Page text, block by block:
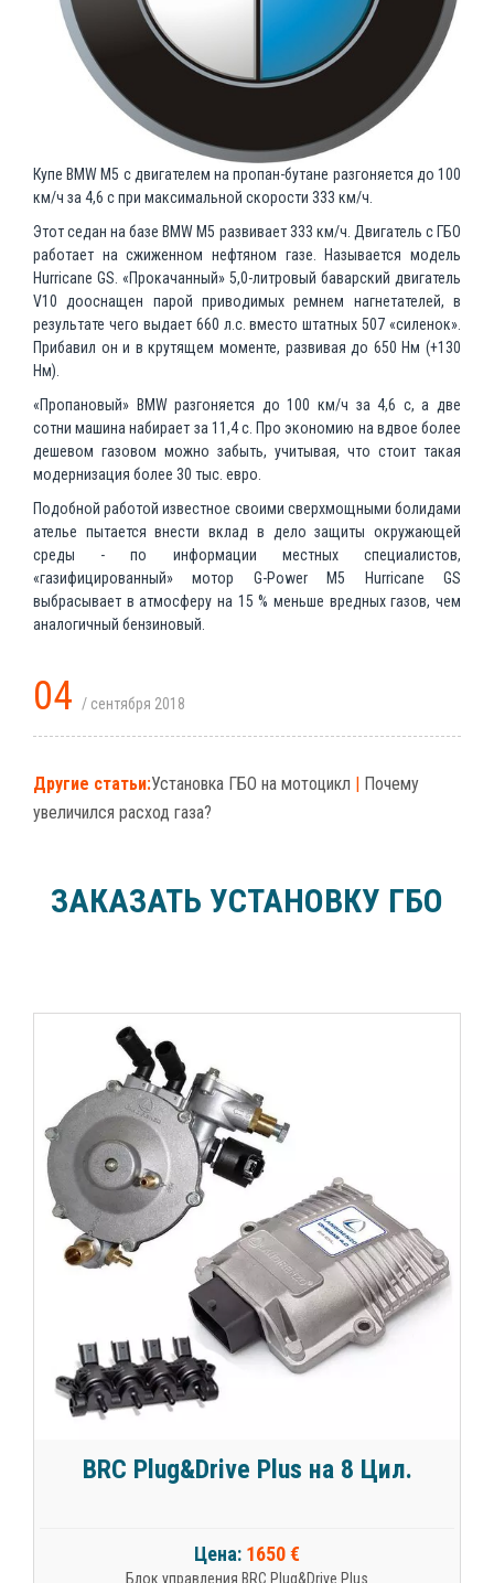
Купе BMW M5 с двигателем на пропан-бутане разгоняется до 100
км/ч за 4,6 с при максимальной скорости 333 км/ч.
Этот седан на базе BMW M5 развивает 333 км/ч. Двигатель с ГБО
работает на сжиженном нефтяном газе. Называется модель
Hurriсane GS. «Прокачанный» 5,0-литровый баварский двигатель
V10 дооснащен парой приводимых ремнем нагнетателей, в
результате чего выдает 660 л.с. вместо штатных 507 «силенок».
Прибавил он и в крутящем моменте, развивая до 650 Нм (+130
Нм).
«Пропановый» BMW разгоняется до 100 км/ч за 4,6 с, а две
сотни машина набирает за 11,4 с. Про экономию на вдвое более
дешевом газовом можно забыть, учитывая, что стоит такая
модернизация более 30 тыс. евро.
Подобной работой известное своими сверхмощными болидами
ателье пытается внести вклад в дело защиты окружающей
среды - по информации местных специалистов,
«газифицированный» мотор G-Power M5 Hurriсane GS
выбрасывает в атмосферу на 15 % меньше вредных газов, чем
аналогичный бензиновый.
04 / сентября 2018
Другие статьи:Установка ГБО на мотоцикл | Почему
увеличился расход газа?
ЗАКАЗАТЬ УСТАНОВКУ ГБО
BRC Plug&Drive Plus на 8 Цил.
Цена: 1650 €
Блок управления BRC Plug&Drive Plus